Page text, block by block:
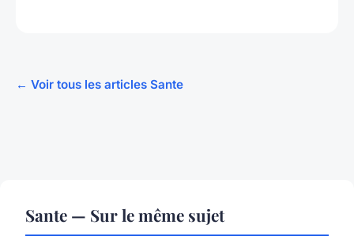
← Voir tous les articles Sante
Sante — Sur le même sujet